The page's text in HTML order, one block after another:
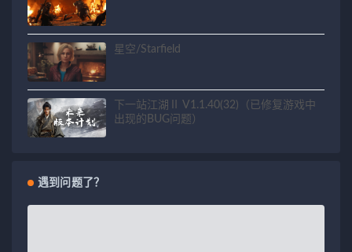
星空/Starfield
下一站江湖Ⅱ V1.1.40(32)（已修复游戏中
出现的BUG问题）
遇到问题了？